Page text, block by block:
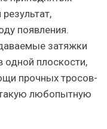
появления.
затяжки
одной плоскости,
прочных тросов-
любопытную